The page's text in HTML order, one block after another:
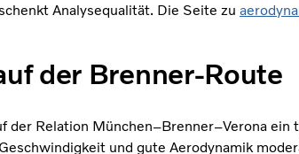
Analysequalität. Die Seite zu
der Brenner-Route
Relation München–Brenner–Verona ein
und gute Aerodynamik